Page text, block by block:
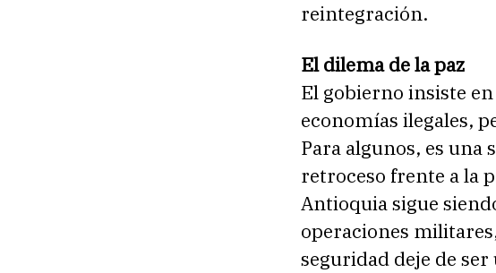
reintegración.
El dilema de la paz
El gobierno insiste
economías ilegales,
Para algunos, es una
retroceso frente a la
Antioquia sigue
operaciones
seguridad deje de